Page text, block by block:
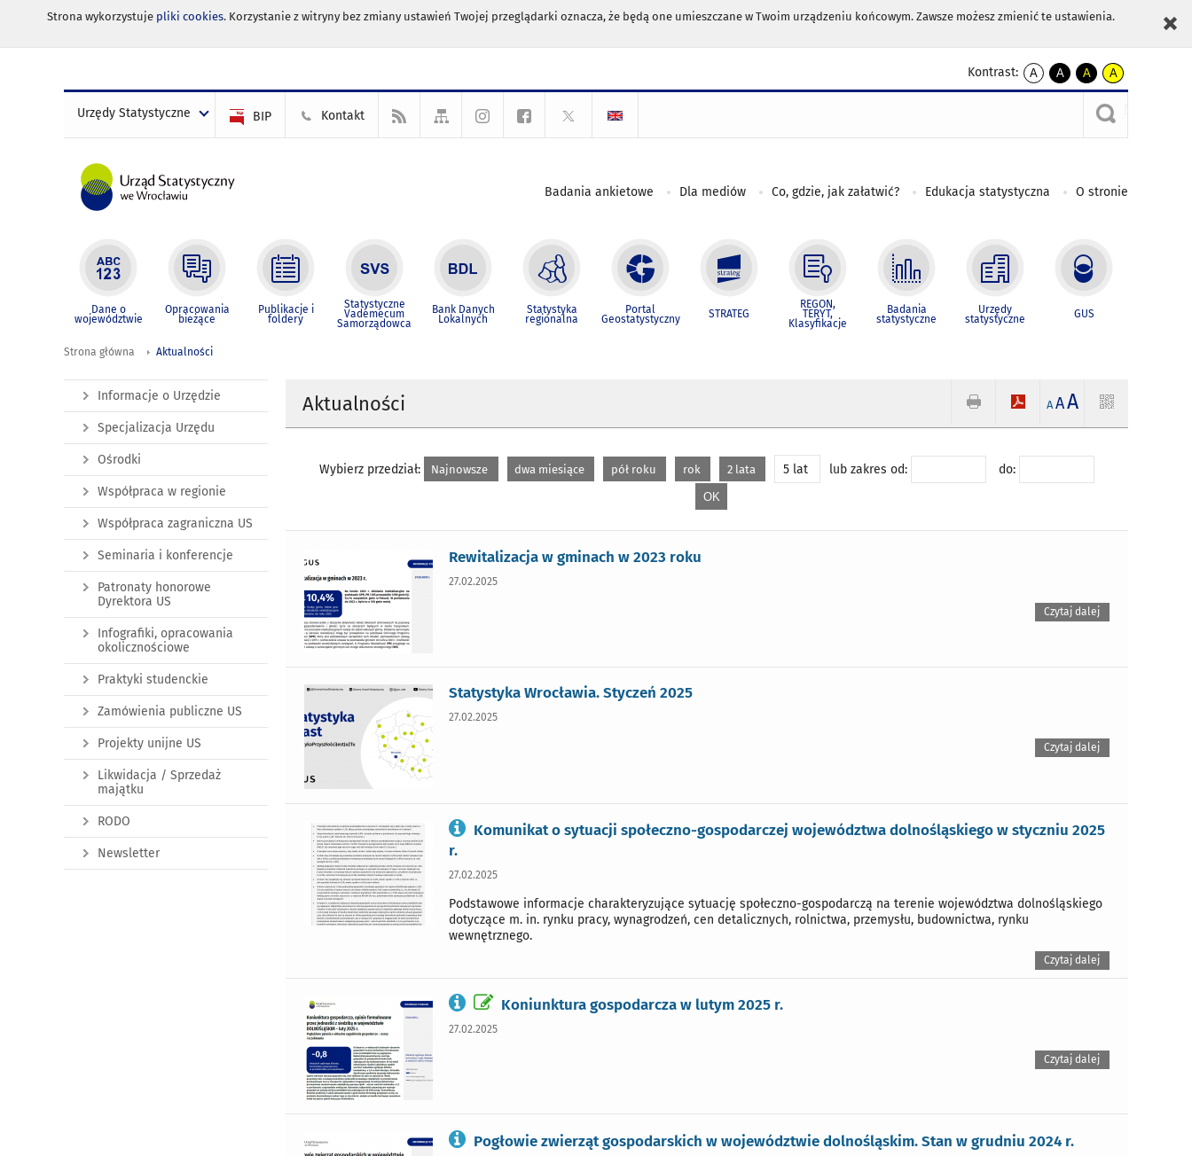
Strona wykorzystuje pliki cookies. Korzystanie z witryny bez zmiany ustawień Twojej przeglądarki oznacza, że będą one umieszczane w Twoim urządzeniu końcowym. Zawsze możesz zmienić te ustawienia.
Kontrast:
A
kontrast
A
kontrast
czarnym
A
kontrast
żółty
tekst
czarnym
A
kontrast
czarny
tekst
żółtym
Urzędy Statystyczne BIP Kontakt
Badania ankietowe Dla mediów Co, gdzie, jak załatwić? Edukacja statystyczna O stronie
Dane o
województwie
Opracowania
bieżące
Publikacje i
foldery
Statystyczne
Vademecum
Samorządowca
Bank Danych
Lokalnych
Statystyka
regionalna
Portal
Geostatystyczny STRATEG
REGON,
TERYT,
Klasyfikacje
Badania
statystyczne
Urzędy
statystyczne GUS
Strona główna Aktualności
Aktualności A AA
Wybierz przedział: Najnowsze dwa miesiące pół roku rok 2 lata 5 lat lub zakres od: do:
Rewitalizacja w gminach w 2023 roku
27.02.2025
Czytaj dalej
Statystyka Wrocławia. Styczeń 2025
27.02.2025
Czytaj dalej
Komunikat o sytuacji społeczno-gospodarczej województwa dolnośląskiego w styczniu 2025
r.
27.02.2025
Podstawowe informacje charakteryzujące sytuację społeczno-gospodarczą na terenie województwa dolnośląskiego
dotyczące m. in. rynku pracy, wynagrodzeń, cen detalicznych, rolnictwa, przemysłu, budownictwa, rynku
wewnętrznego.
Czytaj dalej
Koniunktura gospodarcza w lutym 2025 r.
27.02.2025
Czytaj dalej
Pogłowie zwierząt gospodarskich w województwie dolnośląskim. Stan w grudniu 2024 r.
Informacje o Urzędzie
Specjalizacja Urzędu
Ośrodki
Współpraca w regionie
Współpraca zagraniczna US
Seminaria i konferencje
Patronaty honorowe
Dyrektora US
Infografiki, opracowania
okolicznościowe
Praktyki studenckie
Zamówienia publiczne US
Projekty unijne US
Likwidacja / Sprzedaż
majątku
RODO
Newsletter